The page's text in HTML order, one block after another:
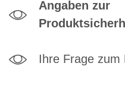
Angaben zur
Ihre Frage zum